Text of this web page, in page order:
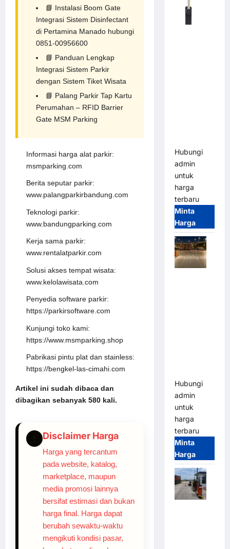
📘 Instalasi Boom Gate
Integrasi Sistem Disinfectant
di Pertamina Manado hubungi
0851-00956600
📘 Panduan Lengkap
Integrasi Sistem Parkir
dengan Sistem Tiket Wisata
📘 Palang Parkir Tap Kartu
Perumahan – RFID Barrier
Gate MSM Parking
Informasi harga alat parkir:
msmparking.com
Berita seputar parkir:
www.palangparkirbandung.com
Teknologi parkir:
www.bandungparking.com
Kerja sama parkir:
www.rentalatparkir.com
Solusi akses tempat wisata:
www.kelolawisata.com
Penyedia software parkir:
https://parkirsoftware.com
Kunjungi toko kami:
https://www.msmparking.shop
Pabrikasi pintu plat dan stainless:
https://bengkel-las-cimahi.com
Artikel ini sudah dibaca dan
dibagikan sebanyak 580 kali.
Disclaimer Harga
Harga yang tercantum
pada website, katalog,
marketplace, maupun
media promosi lainnya
bersifat estimasi dan bukan
harga final. Harga dapat
berubah sewaktu-waktu
mengikuti kondisi pasar,
Hubungi
admin
untuk
harga
terbaru
Minta
Harga
Hubungi
admin
untuk
harga
terbaru
Minta
Harga